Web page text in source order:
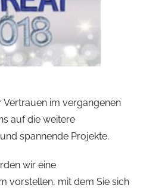
Vertrauen im vergangenen
auf die weitere
spannende Projekte.
wir eine
vorstellen, mit dem Sie sich